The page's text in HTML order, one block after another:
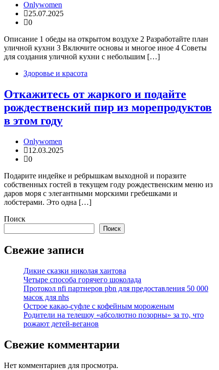
Onlywomen
25.07.2025
0
Описание 1 обеды на открытом воздухе 2 Разработайте план
уличной кухни 3 Включите основы и многое иное 4 Советы
для создания уличной кухни с небольшим […]
Здоровье и красота
Откажитесь от жаркого и подайте
рождественский пир из морепродуктов
в этом году
Onlywomen
12.03.2025
0
Подарите индейке и ребрышкам выходной и поразите
собственных гостей в текущем году рождественским меню из
даров моря с элегантными морскими гребешками и
лобстерами. Это одна […]
Поиск
Поиск
Свежие записи
Дикие сказки николая хаитова
Четыре способа горячего шоколада
Протокол nfi партнеров pbn для предоставления 50 000
масок для nhs
Острое какао-суфле с кофейным мороженым
Родители на телешоу «абсолютно позорны» за то, что
рожают детей-веганов
Свежие комментарии
Нет комментариев для просмотра.